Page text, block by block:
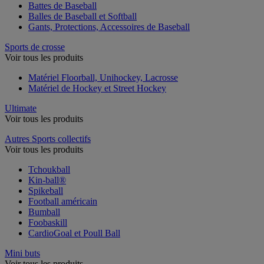
Battes de Baseball
Balles de Baseball et Softball
Gants, Protections, Accessoires de Baseball
Sports de crosse
Voir tous les produits
Matériel Floorball, Unihockey, Lacrosse
Matériel de Hockey et Street Hockey
Ultimate
Voir tous les produits
Autres Sports collectifs
Voir tous les produits
Tchoukball
Kin-ball®
Spikeball
Football américain
Bumball
Foobaskill
CardioGoal et Poull Ball
Mini buts